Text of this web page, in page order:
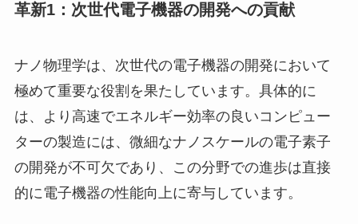
革新1：次世代電子機器の開発への貢献
ナノ物理学は、次世代の電子機器の開発において
極めて重要な役割を果たしています。具体的に
は、より高速でエネルギー効率の良いコンピュー
ターの製造には、微細なナノスケールの電子素子
の開発が不可欠であり、この分野での進歩は直接
的に電子機器の性能向上に寄与しています。